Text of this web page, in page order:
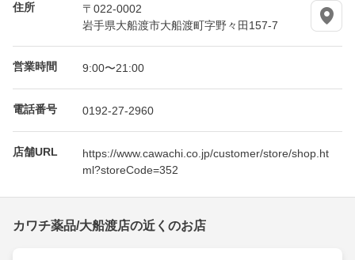
住所
〒022-0002
岩手県大船渡市大船渡町字野々田157-7
営業時間 9:00〜21:00
電話番号 0192-27-2960
店舗URL
https://www.cawachi.co.jp/customer/store/shop.ht
ml?storeCode=352
カワチ薬品/大船渡店の近くのお店